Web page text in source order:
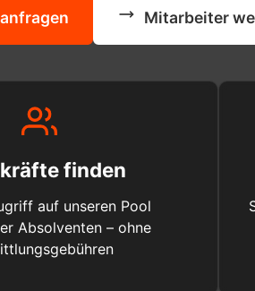
Mitarbeiter
finden
auf unseren Pool
Absolventen – ohne